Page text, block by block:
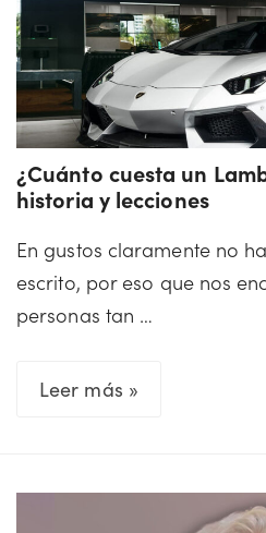
su
importancia
para
la
sociedad
¿Cuánto cuesta un
historia y lecciones
En gustos claramente no
escrito, por eso que nos
personas tan …
Leer más »¿Cuánto
Lamborghini?
Precios,